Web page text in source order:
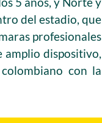
del estadio, que
profesionales
dispositivo,
con la